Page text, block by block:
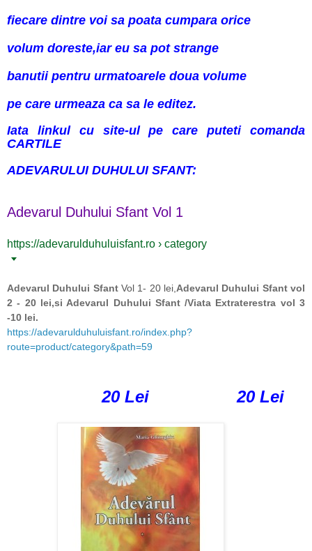
fiecare dintre voi sa poata cumpara orice
volum doreste,iar eu sa pot strange
banutii pentru urmatoarele doua volume
pe care urmeaza ca sa le editez.
Iata linkul cu site-ul pe care puteti comanda
CARTILE
ADEVARULUI DUHULUI SFANT:
Adevarul Duhului Sfant Vol 1
https://adevarulduhuluisfant.ro › category
Adevarul Duhului SfantVol 1- 20 lei,Adevarul Duhului Sfant vol
2 - 20 lei,si Adevarul Duhului Sfant /Viata Extraterestra vol 3
-10 lei.
https://adevarulduhuluisfant.ro/index.php?
route=product/category&path=59
20 Lei 20 Lei